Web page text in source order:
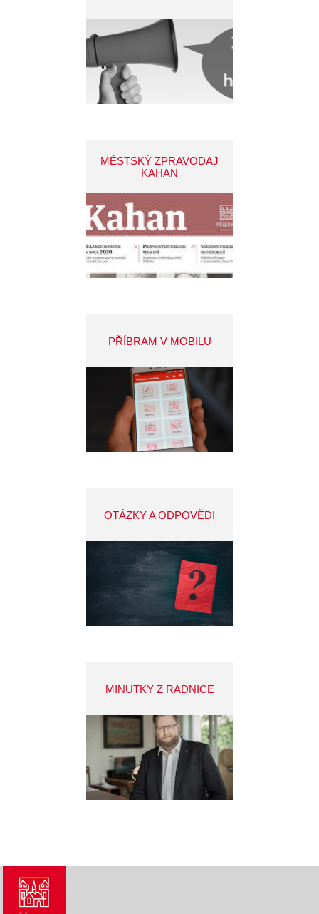
MĚSTSKÝ ZPRAVODAJ
KAHAN
PŘÍBRAM V MOBILU
OTÁZKY A ODPOVĚDI
MINUTKY Z RADNICE